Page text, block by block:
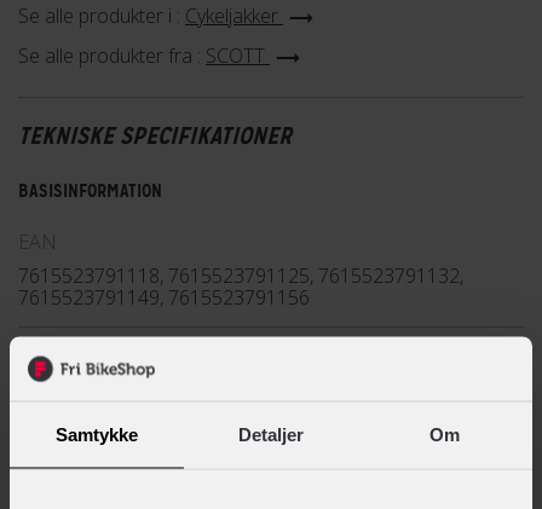
Samtykke Detaljer Om
Se alle produkter i : Cykeljakker
Se alle produkter fra : SCOTT
TEKNISKE SPECIFIKATIONER
BASISINFORMATION
EAN
7615523791118, 7615523791125, 7615523791132,
7615523791149, 7615523791156
Hovedprodukt ID
77-4033090114
Sikkerheds- og producentinfo